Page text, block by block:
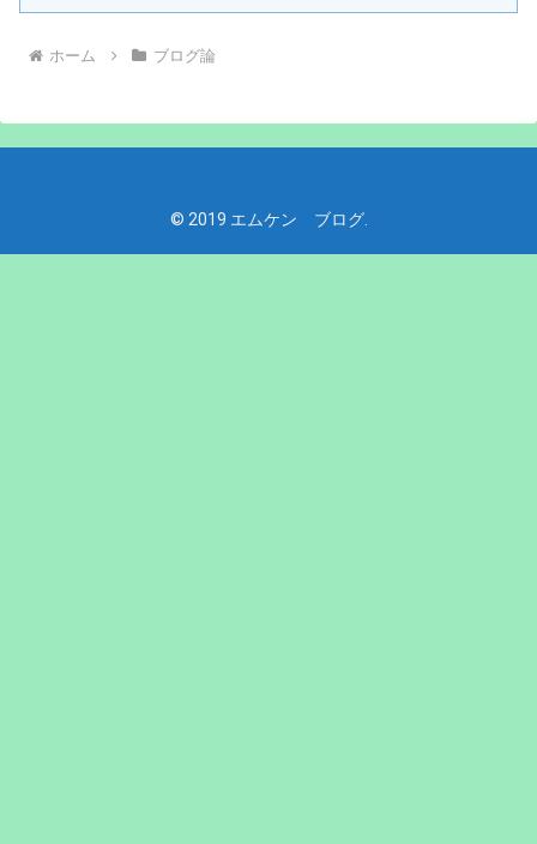
ホーム ブログ論
© 2019 エムケン ブログ.